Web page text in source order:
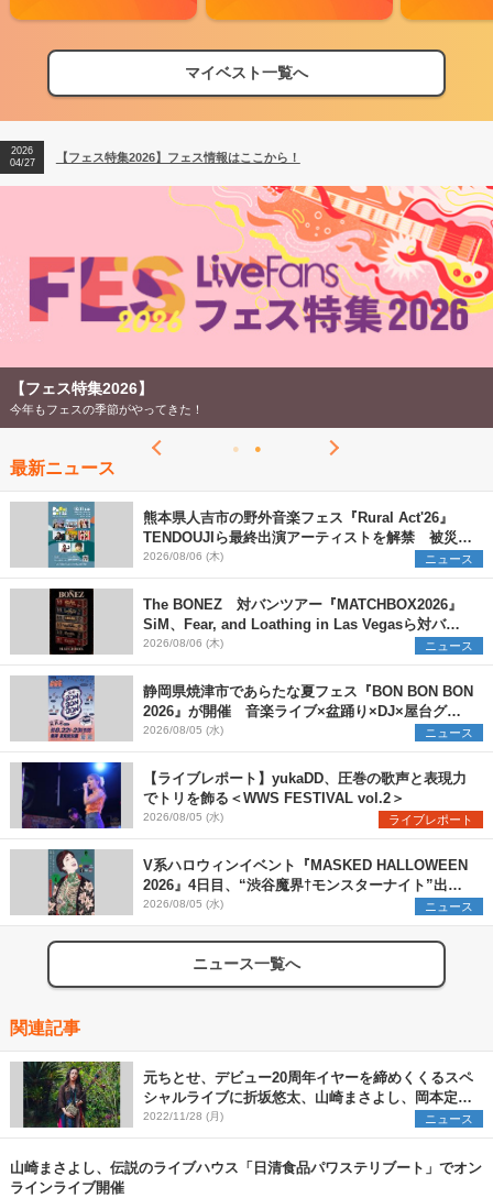
マイベスト一覧へ
【フェス特集2026】フェス情報はここから！
【ライブ動員ランキング】2026年上半期編発表！
2026
04/27
【フェス特集2026】フェス情報はここから！
2026
【ライブ動員ランキング】2026年上半期編発表！
【フェス特集2026】
今年もフェスの季節がやってきた！
最新ニュース
熊本県人吉市の野外音楽フェス『Rural Act'26』
TENDOUJIら最終出演アーティストを解禁 被災地
支援プロジェクトの始動も発表
2026/08/06 (木) ニュース
The BONEZ 対バンツアー『MATCHBOX2026』
SiM、Fear, and Loathing in Las Vegasら対バン
アーティストを一斉解禁
2026/08/06 (木) ニュース
静岡県焼津市であらたな夏フェス『BON BON BON
2026』が開催 音楽ライブ×盆踊り×DJ×屋台グル
メ×ランタンナイトで彩る2日間
2026/08/05 (水) ニュース
【ライブレポート】yukaDD、圧巻の歌声と表現力
でトリを飾る＜WWS FESTIVAL vol.2＞
2026/08/05 (水) ライブレポート
V系ハロウィンイベント『MASKED HALLOWEEN
2026』4日目、“渋谷魔界†モンスターナイト”出演6
組を発表
2026/08/05 (水) ニュース
ニュース一覧へ
関連記事
元ちとせ、デビュー20周年イヤーを締めくくるスペ
シャルライブに折坂悠太、山崎まさよし、岡本定義
（COIL）のゲスト出演が決定
2022/11/28 (月) ニュース
山崎まさよし、伝説のライブハウス「日清食品パワステリブート」でオン
ラインライブ開催